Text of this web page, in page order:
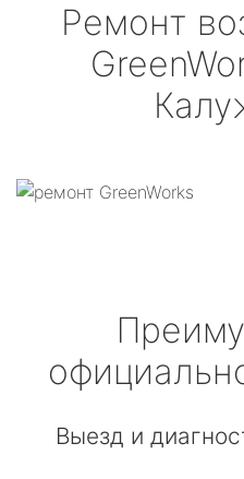
Ремонт
Выезд и